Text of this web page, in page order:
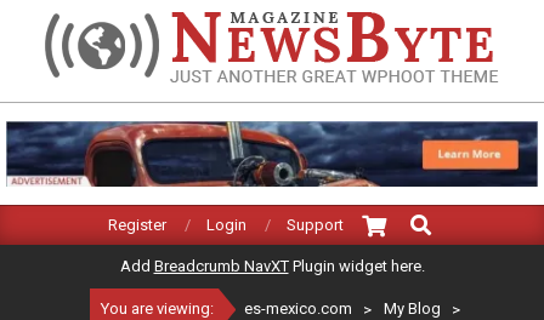
ES-
MEXICO.COM
Navigation
Register Login Support
Search
Add Breadcrumb NavXTPlugin widget here.
You are viewing: es-mexico.com > My Blog >